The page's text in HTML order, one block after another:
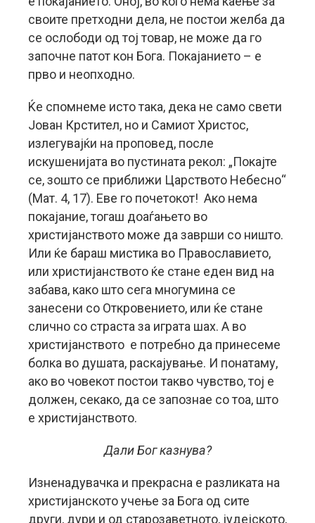
своите претходни дела, не постои желба да
се ослободи од тој товар, не може да го
започне патот кон Бога. Покајанието – е
прво и неопходно.
Ќе спомнеме исто така, дека не само свети
Јован Крстител, но и Самиот Христос,
излегувајќи на проповед, после
искушенијата во пустината рекол: „Покајте
се, зошто се приближи Царството Небесно“
(Мат. 4, 17). Еве го почетокот! Ако нема
покајание, тогаш доаѓањето во
христијанството може да заврши со ништо.
Или ќе бараш мистика во Православието,
или христијанството ќе стане еден вид на
забава, како што сега многумина се
занесени со Откровението, или ќе стане
слично со страста за играта шах. А во
христијанството е потребно да принесеме
болка во душата, раскајување. И понатаму,
ако во човекот постои такво чувство, тој е
должен, секако, да се запознае со тоа, што
е христијанството.
Дали Бог казнува?
Изненадувачка и прекрасна е разликата на
христијанското учење за Бога од сите
други, дури и од старозаветното, јудејското,